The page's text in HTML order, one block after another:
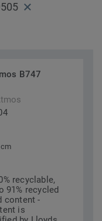
B747
recyclable,
91% recycled
content -
is